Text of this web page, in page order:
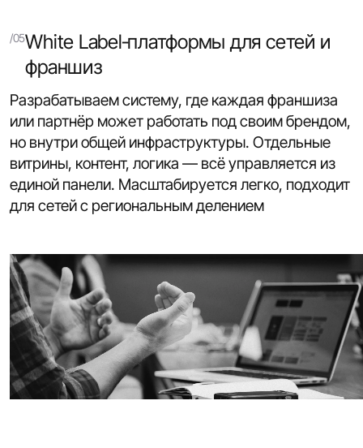
White Label‑платформы для сетей и
франшиз
Разрабатываем систему, где каждая франшиза
или партнёр может работать под своим брендом,
но внутри общей инфраструктуры. Отдельные
витрины, контент, логика — всё управляется из
единой панели. Масштабируется легко, подходит
для сетей с региональным делением